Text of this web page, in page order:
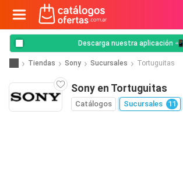
Descarga nuestra aplicación 📲
Tiendas Sony Sucursales Tortuguitas
Sony en Tortuguitas
Catálogos Sucursales 11